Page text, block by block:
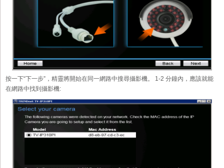
按一下“下一步”，精靈將開始在同一網路中搜尋攝影機。 1-2 分鐘內，應該就能
在網路中找到攝影機: